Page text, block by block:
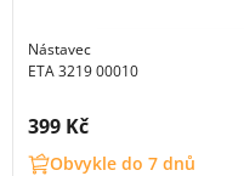
Nástavec
ETA 3219 00010
Cena s DPH:
399 Kč
Obvykle do 7 dnů